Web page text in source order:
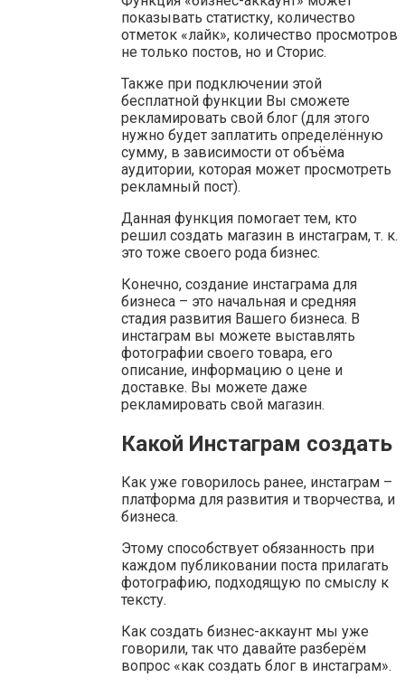
показывать статистку, количество
отметок «лайк», количество просмотров
не только постов, но и Сторис.
Также при подключении этой
бесплатной функции Вы сможете
рекламировать свой блог (для этого
нужно будет заплатить определённую
сумму, в зависимости от объёма
аудитории, которая может просмотреть
рекламный пост).
Данная функция помогает тем, кто
решил создать магазин в инстаграм, т. к.
это тоже своего рода бизнес.
Конечно, создание инстаграма для
бизнеса – это начальная и средняя
стадия развития Вашего бизнеса. В
инстаграм вы можете выставлять
фотографии своего товара, его
описание, информацию о цене и
доставке. Вы можете даже
рекламировать свой магазин.
Какой Инстаграм создать
Как уже говорилось ранее, инстаграм –
платформа для развития и творчества, и
бизнеса.
Этому способствует обязанность при
каждом публиковании поста прилагать
фотографию, подходящую по смыслу к
тексту.
Как создать бизнес-аккаунт мы уже
говорили, так что давайте разберём
вопрос «как создать блог в инстаграм».